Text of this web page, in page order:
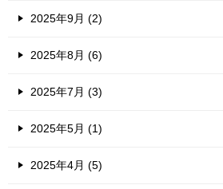
2025年9月 (2)
2025年8月 (6)
2025年7月 (3)
2025年5月 (1)
2025年4月 (5)